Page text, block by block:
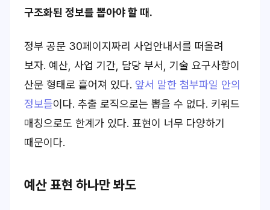
구조화된 정보를 뽑아야 할 때.
정부 공문 30페이지짜리 사업안내서를 떠올려
보자. 예산, 사업 기간, 담당 부서, 기술 요구사항이
산문 형태로 흩어져 있다. 앞서 말한 첨부파일 안의
정보들이다. 추출 로직으로는 뽑을 수 없다. 키워드
매칭으로도 한계가 있다. 표현이 너무 다양하기
때문이다.
예산 표현 하나만 봐도